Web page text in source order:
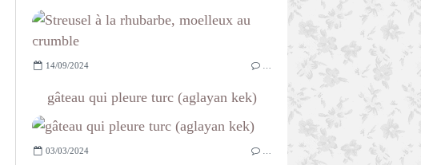
14/09/2024
gâteau qui pleure turc (aglayan kek)
03/03/2024